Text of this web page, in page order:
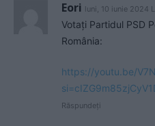
Eori luni, 10 iunie 2024
Votați Partidul PSD
România:
https://youtu.be/
Răspundeți